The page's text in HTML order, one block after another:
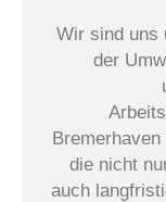
Wir sind uns
der
die nicht
auch